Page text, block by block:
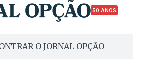
50 ANOS
O JORNAL OPÇÃO